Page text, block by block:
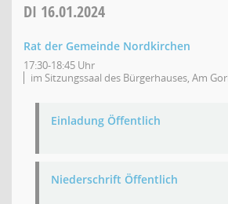
DI 16.01.2024
Rat der Gemeinde Nordkirchen
17:30-18:45 Uhr
im Sitzungssaal des Bürgerhauses, Am
Einladung Öffentlich
Niederschrift Öffentlich